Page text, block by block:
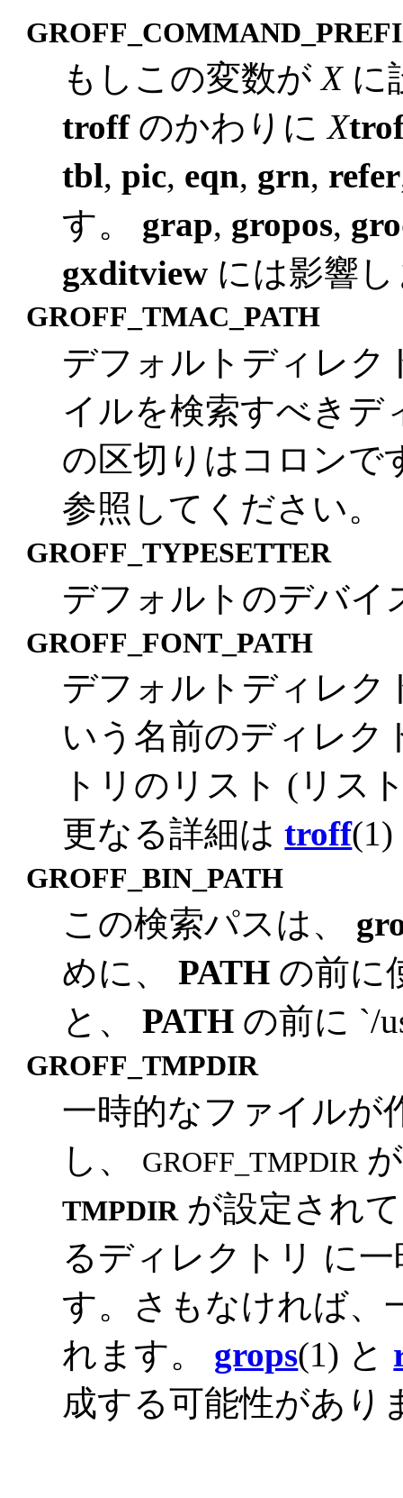
もしこの変数がXに
troffのかわりにX
tbl,pic, eqn, grn, refer
す。 grap, gropos,
gxditview には影響
GROFF_TMAC_PATH
デフォルトディレク
イルを検索すべきデ
の区切りはコロンで
参照してください。
GROFF_TYPESETTER
デフォルトのデバイ
GROFF_FONT_PATH
デフォルトディレ
いう名前のディレク
トリのリスト (リス
更なる詳細はtroff
GROFF_BIN_PATH
この検索パスは、
めに、PATH の前に
と、PATH の前に `/
GROFF_TMPDIR
一時的なファイルが
し、
GROFF_TMPDIR
TMPDIR が設定され
るディレクトリ に
す。さもなければ、
れます。 grops(1) と
成する可能性があり